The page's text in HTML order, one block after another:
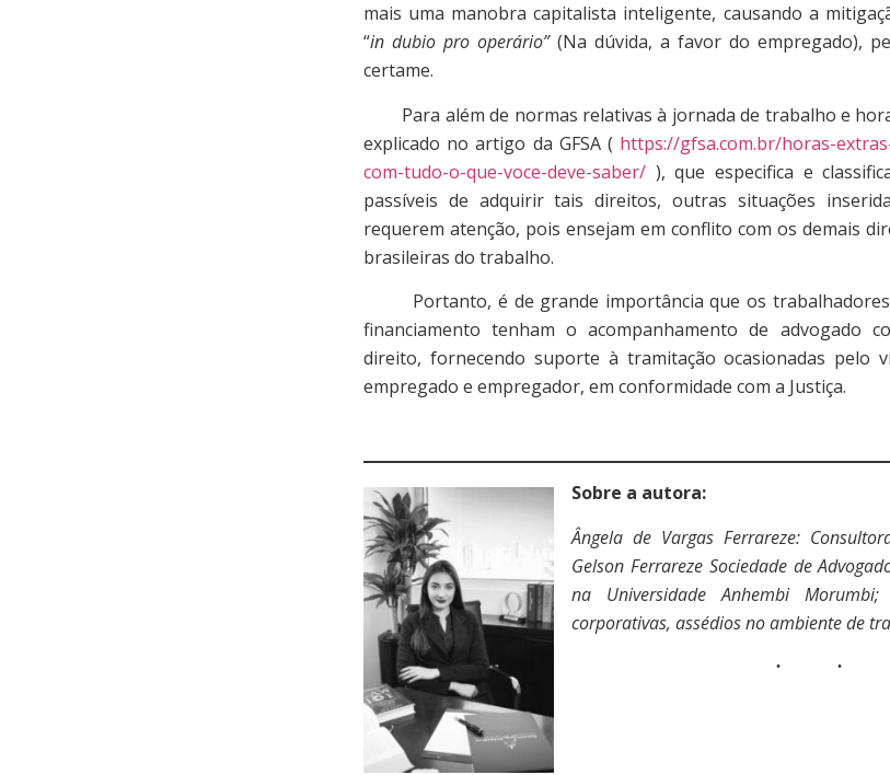
mais uma manobra capitalista inteligente, causando a
“in dubio pro operário” (Na dúvida, a favor do empregado),
certame.
Para além de normas relativas à jornada de trabalho e
explicado no artigo da GFSA ( https://gfsa.com.br/horas-
com-tudo-o-que-voce-deve-saber/ ), que especifica e
passíveis de adquirir tais direitos, outras situações
requerem atenção, pois ensejam em conflito com os demais
brasileiras do trabalho.
Portanto, é de grande importância que os trabalhadores
financiamento tenham o acompanhamento de advogado
direito, fornecendo suporte à tramitação ocasionadas pelo
empregado e empregador, em conformidade com a Justiça.
Sobre a autora:
Ângela de Vargas Ferrareze:
Gelson Ferrareze Sociedade de
na Universidade Anhembi
corporativas, assédios no ambiente de